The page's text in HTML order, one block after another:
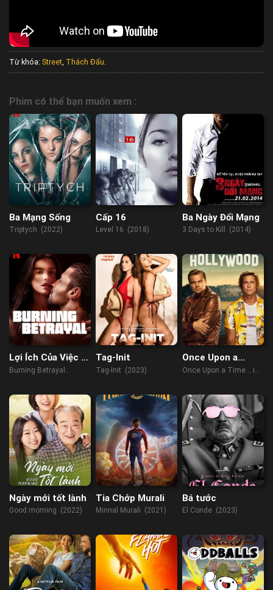
Từ khóa: Street Thách Đấu
Phim có thể bạn muốn xem :
Ba Mạng Sống
Triptych (2022)
Cấp 16
Level 16 (2018)
Ba Ngày Đổi Mạng
3 Days to Kill (2014)
Lợi Ích Của Việc Bị
Phản Bội
Burning Betrayal
Tag-Init
Tag-Init (2023)
Once Upon a
Time… in
Once Upon a Time… in
Ngày mới tốt lành
Good morning (2022)
Tia Chớp Murali
Minnal Murali (2021)
Bá tước
El Conde (2023)